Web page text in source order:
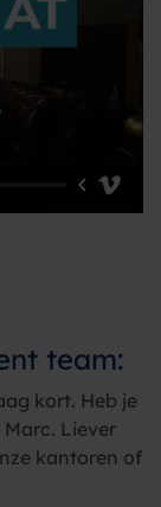
team:
kort. Heb je
Marc. Liever
kantoren of